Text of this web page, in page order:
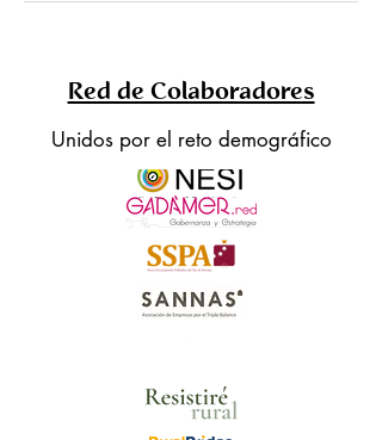
Red de Colaboradores
Unidos por el reto demográfico